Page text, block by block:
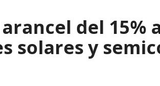
del 15%
solares y